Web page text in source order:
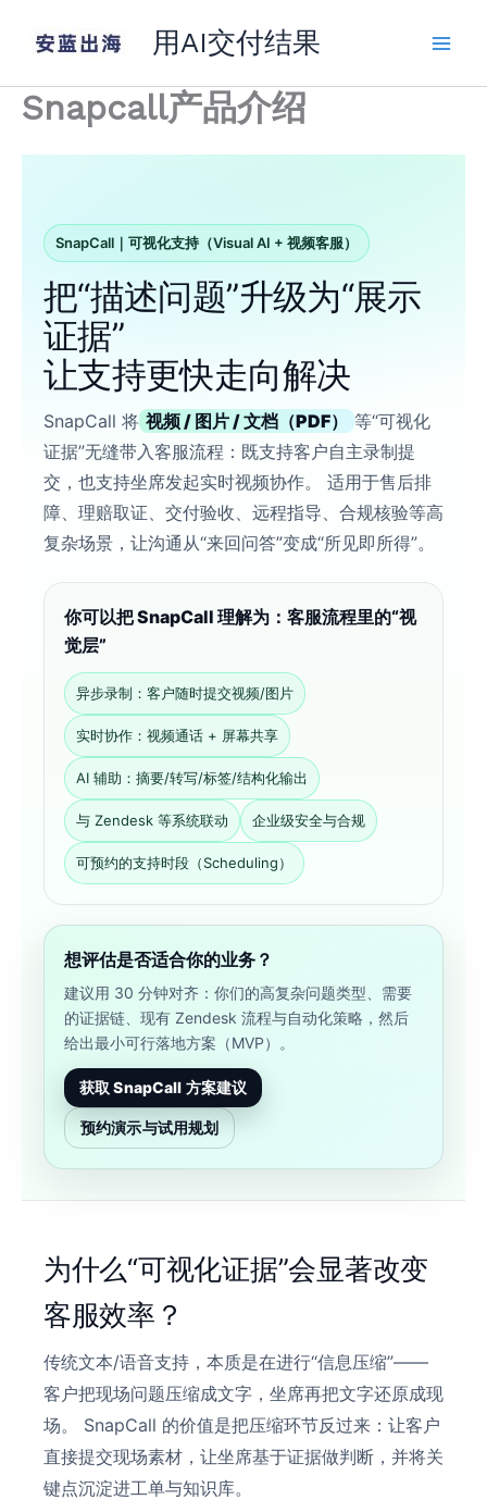
用AI交付结果
Snapcall产品介绍
SnapCall｜可视化支持（Visual AI + 视频客服）
把“描述问题”升级为“展示
证据”
让支持更快走向解决
SnapCall 将 视频 / 图片 / 文档（PDF）
等“可视化
证据”无缝带入客服流程：既支持客户自主录制提
交，也支持坐席发起实时视频协作。 适用于售后排
障、理赔取证、交付验收、远程指导、合规核验等高
复杂场景，让沟通从“来回问答”变成“所见即所得”。
你可以把 SnapCall 理解为：客服流程里的“视
觉层”
异步录制：客户随时提交视频/图片
实时协作：视频通话 + 屏幕共享
AI 辅助：摘要/转写/标签/结构化输出
与 Zendesk 等系统联动 企业级安全与合规
可预约的支持时段（Scheduling）
想评估是否适合你的业务？
建议用 30 分钟对齐：你们的高复杂问题类型、需要
的证据链、现有 Zendesk 流程与自动化策略，然后
给出最小可行落地方案（MVP）。
获取 SnapCall 方案建议
预约演示与试用规划
为什么“可视化证据”会显著改变
客服效率？
传统文本/语音支持，本质是在进行“信息压缩”——
客户把现场问题压缩成文字，坐席再把文字还原成现
场。 SnapCall 的价值是把压缩环节反过来：让客户
直接提交现场素材，让坐席基于证据做判断，并将关
键点沉淀进工单与知识库。